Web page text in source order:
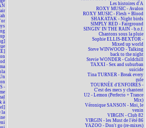
-
à
la
Les histoires d'A
ROXY MUSIC - Avalon
ROXY MUSIC - Flesh + Blood
SHAKATAK - Night birds
SIMPLY RED - Fairground
SINGIN' IN THE RAIN - b.o.f.
Chantons sous la pluie
Sophie ELLIS-BEXTOR -
Mixed up world
Steve WINWOOD - Talking
back to the night
Stevie WONDER - Coldchill
TAXXI - Sex and suburban
suicide
Tina TURNER - Break every
rule
TOURNÉE d'ENFOIRÉS -
C'est des mecs y chantent
U2 - Lemon (Perfecto + Trance
Mix)
Véronique SANSON - Moi, le
venin
VIRGIN - Club 82
VIRGIN - les Must de l'été 86
YAZOO - Don't go (re-mixes)